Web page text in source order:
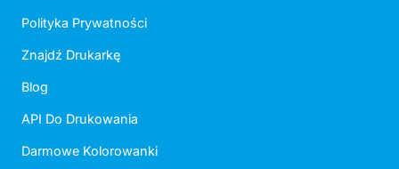
Polityka Prywatności
Znajdź Drukarkę
Blog
API Do Drukowania
Darmowe Kolorowanki